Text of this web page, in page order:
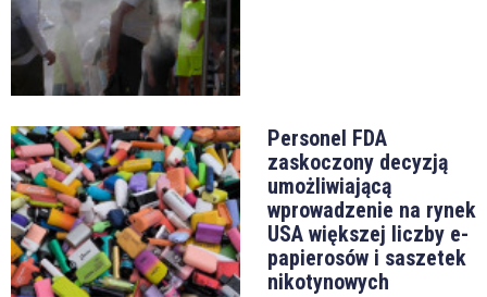
Personel FDA
zaskoczony decyzją
umożliwiającą
wprowadzenie na rynek
USA większej liczby e-
papierosów i saszetek
nikotynowych